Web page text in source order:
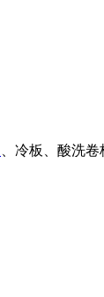
、冷板、酸洗